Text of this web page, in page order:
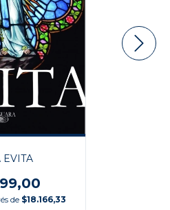
EVITA
de $18.166,33